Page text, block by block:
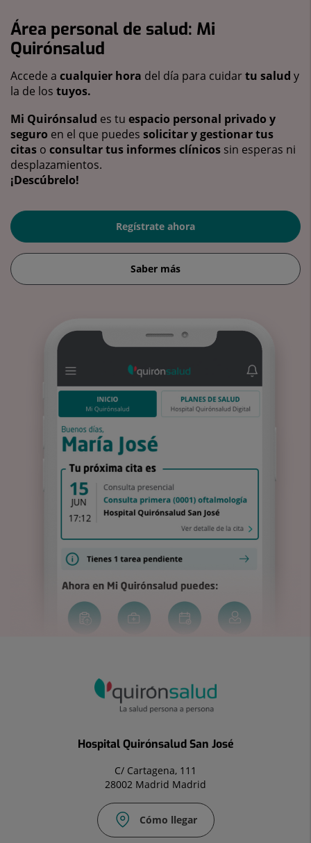
Área personal de salud: Mi
Quirónsalud
Accede a cualquier hora del día para cuidartu salud y
la de los tuyos.
Mi Quirónsalud es tu espacio personal privado y
seguro en el que puedes solicitar y gestionar tus
citas o consultar tus informes clínicos sin esperas ni
desplazamientos.
¡Descúbrelo!
Regístrate ahora
Saber más
Hospital Quirónsalud San José
C/ Cartagena, 111
28002 Madrid Madrid
Cómo llegar